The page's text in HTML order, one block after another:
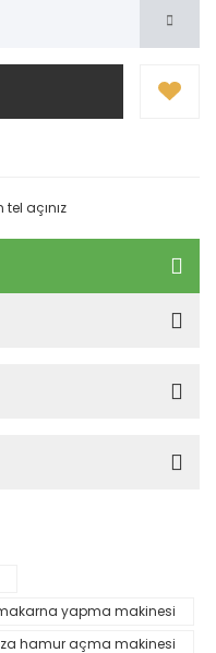
tel açınız
yapma makinesi
hamur açma makinesi